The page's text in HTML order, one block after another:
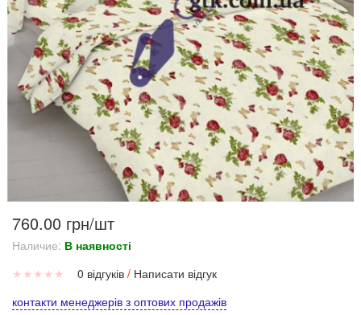
760.00 грн/шт
Наличие: В наявності
★ ★ ★ ★ ★ 0 відгуків / Написати відгук
контакти менеджерів з оптових продажів